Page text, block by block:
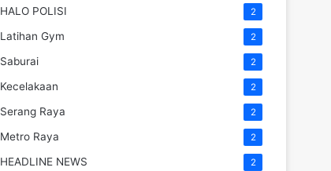
HALO POLISI 2
Latihan Gym 2
Saburai 2
Kecelakaan 2
Serang Raya 2
Metro Raya 2
HEADLINE NEWS 2